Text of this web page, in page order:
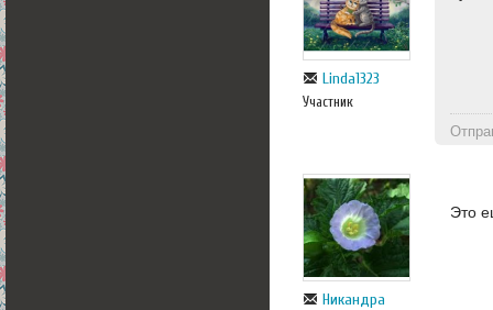
Linda1323
Участник
Никандра
Это